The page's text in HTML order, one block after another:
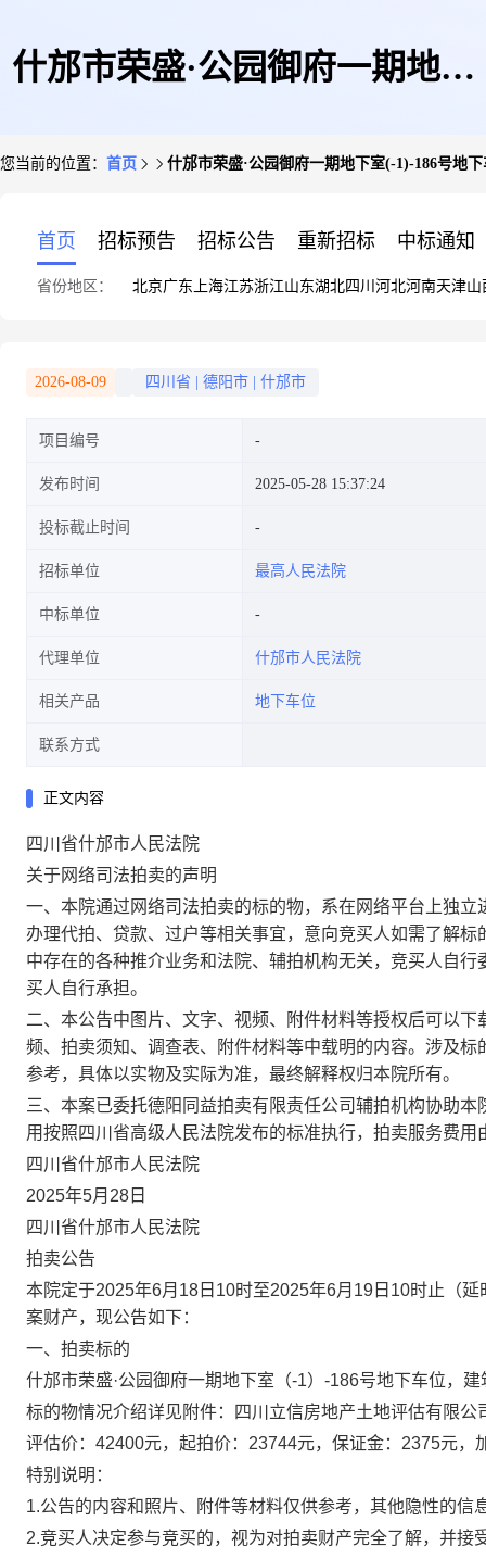
什邡市荣盛·公园御府一期地下
您当前的位置： 首页 什邡市荣盛·公园御府一期地下室(-1)-186号地
首页 招标预告 招标公告 重新招标 中标通知
省份地区： 北京广东 上海江苏浙江山东湖北四川 河北河南天津山
2026-08-09 四川省 德阳市 什邡市
项目编号
发布时间 2025-05-28 15:37:24
投标截止时间
招标单位 最高人民法院
中标单位
代理单位 什邡市人民法院
相关产品 地下车位
联系方式
正文内容
四川省什邡市人民法院
关于网络司法拍卖的声明
一、本院通过网络司法拍卖的标的物，系在网络平台上独立
办理代拍、贷款、过户等相关事宜，意向竞买人如需了解
中存在的各种推介业务和法院、辅拍机构无关，竞买人自
买人自行承担。
二、本公告中图片、文字、视频、附件材料等授权后可以
频、拍卖须知、调查表、附件材料等中载明的内容。涉及
参考，具体以实物及实际为准，最终解释权归本院所有。
三、本案已委托德阳同益拍卖有限责任公司辅拍机构协助本
用按照四川省高级人民法院发布的标准执行，拍卖服务费
四川省什邡市人民法院
2025年5月 28 日
四川省什邡市人民法院
拍卖公告
本院定于2025年6月18日10时至2025年6月19日10时止（
案财产，现公告如下：
一、拍卖标的
什邡市荣盛·公园御府一期地下室（-1）-186号地下车位，
标的物情况介绍详见 附件：四川立信房地产土地评估有限公
评估价： 42400元，起拍价：23744元，保证金：2375元，
特别说明：
1.公告的内容和照片、附件等材料仅供参考，其他隐性的
2.竞买人决定参与竞买的，视为对拍卖财产完全了解，并